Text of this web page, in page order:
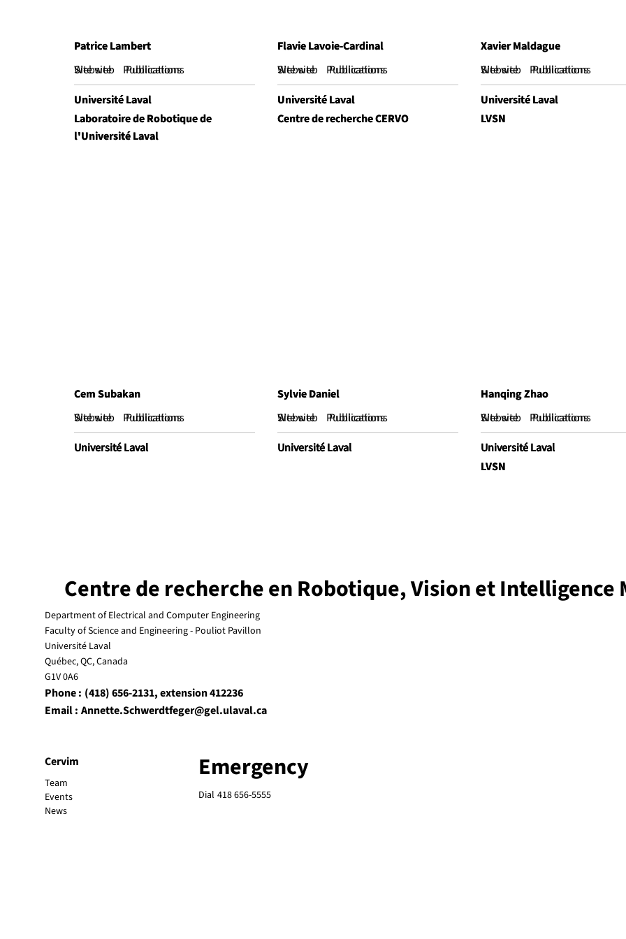
Patrice Lambert
Website
Publications
Université Laval
Laboratoire de Robotique de
l'Université Laval
Flavie Lavoie-Cardinal
Website
Publications
Université Laval
Centre de recherche CERVO
Xavier Maldague
Website
Publications
Université Laval
LVSN
Cem Subakan
Website
Publications
Université Laval
Sylvie Daniel
Website
Publications
Université Laval
Hanqing Zhao
Website
Publications
Université Laval
LVSN
Patrice Lambert
Site web
Publications
Université Laval
Laboratoire de Robotique de
l'Université Laval
Flavie Lavoie-Cardinal
Site web
Publications
Université Laval
Centre de recherche CERVO
Xavier Maldague
Site web
Publications
Université Laval
LVSN
Cem Subakan
Site web
Publications
Université Laval
Sylvie Daniel
Site web
Publications
Université Laval
Hanqing Zhao
Site web
Publications
Université Laval
LVSN
Emergency
Dial 418 656-5555
Cervim
Team
Events
News
Centre de recherche en Robotique, Vision et Intelligence
Department of Electrical and Computer Engineering
Faculty of Science and Engineering - Pouliot Pavillon
Université Laval
Québec, QC, Canada
G1V 0A6
Phone : (418) 656-2131
Email : Annette.Schwerdtfeger@gel.ulaval.ca
, extension 412236